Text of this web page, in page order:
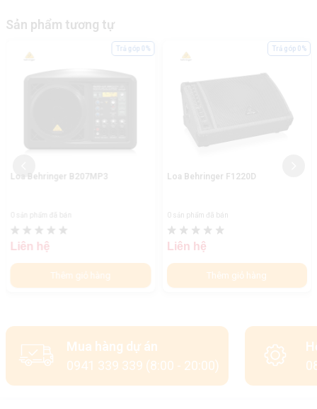
Sản phẩm tương tự
Loa Behringer B207MP3
0 sản phẩm đã bán
Liên hệ
Thêm giỏ hàng
Trả góp 0%
Loa Behringer F1220D
0 sản phẩm đã bán
Liên hệ
Thêm giỏ hàng
Trả góp 0%
Mua hàng dự án
0941 339 339 (8:00 - 20:00)